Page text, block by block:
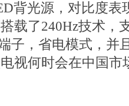
背光源，对比度表
载了240Hz技术，
子，省电模式，并
视何时会在中国市